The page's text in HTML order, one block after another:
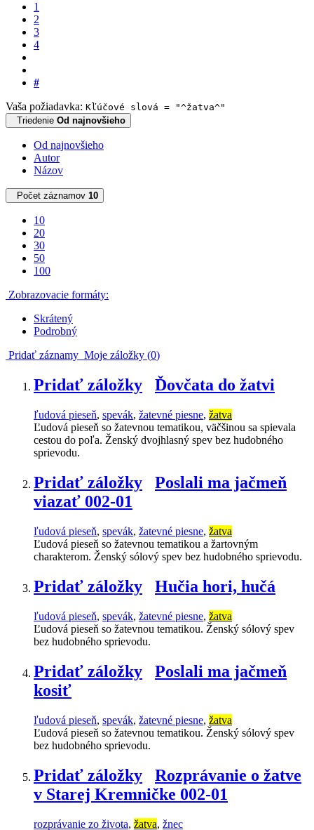
1
2
3
4
#
Vaša požiadavka: Kľúčové slová = "^žatva^"
Triedenie Od najnovšieho
Od najnovšieho
Autor
Názov
Počet záznamov 10
10
20
30
50
100
Zobrazovacie formáty:
Skrátený
Podrobný
Pridať záznamy Moje záložky (0)
Pridať záložky Ďovčata do žatvi
ľudová pieseň, spevák, žatevné piesne, žatva
Ľudová pieseň so žatevnou tematikou, väčšinou sa spievala
cestou do poľa. Ženský dvojhlasný spev bez hudobného
sprievodu.
Pridať záložky
Poslali ma jačmeň
viazať 002-01
ľudová pieseň, spevák, žatevné piesne, žatva
Ľudová pieseň so žatevnou tematikou a žartovným
charakterom. Ženský sólový spev bez hudobného sprievodu.
Pridať záložky Hučia hori, hučá
ľudová pieseň, spevák, žatevné piesne, žatva
Ľudová pieseň so žatevnou tematikou. Ženský sólový spev
bez hudobného sprievodu.
Pridať záložky
Poslali ma jačmeň
kosiť
ľudová pieseň, spevák, žatevné piesne, žatva
Ľudová pieseň so žatevnou tematikou. Ženský sólový spev
bez hudobného sprievodu.
Pridať záložky
Rozprávanie o žatve
v Starej Kremničke 002-01
rozprávanie zo života, žatva, žnec